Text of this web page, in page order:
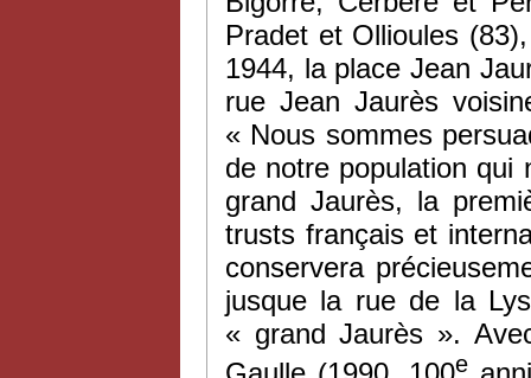
Pradet et Ollioules
1944, la place Jean
rue Jean Jaurès
« Nous sommes
de notre population qui
grand Jaurès, la
trusts français et
conservera
jusque la rue de la
« grand Jaurès ».
e